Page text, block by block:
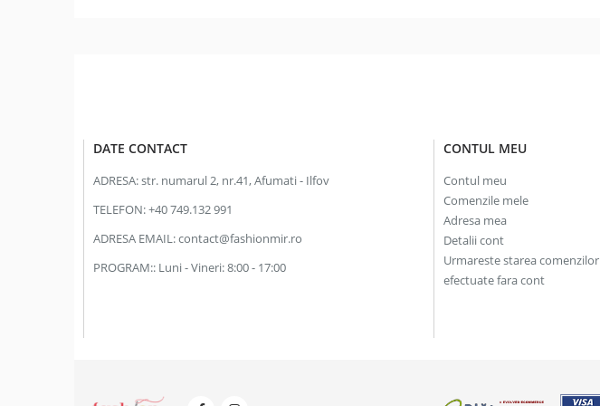
DATE CONTACT
ADRESA:str. numarul 2, nr.41, Afumati - Ilfov
TELEFON:+40 749.132 991
ADRESA EMAIL:contact@fashionmir.ro
PROGRAM:: Luni - Vineri: 8:00 - 17:00
CONTUL MEU
Contul meu
Comenzile mele
Adresa mea
Detalii cont
Urmareste starea comenzilor
efectuate fara cont